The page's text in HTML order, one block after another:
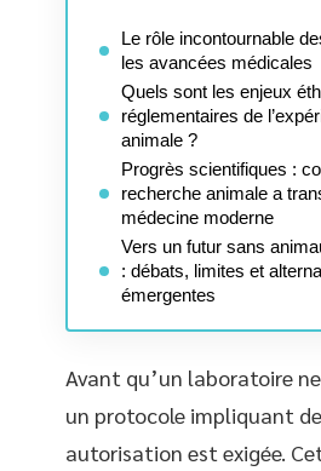
Le rôle incontournable
les avancées médicales
Quels sont les enjeux
réglementaires de
animale ?
Progrès scientifiques :
recherche animale a
médecine moderne
Vers un futur sans
: débats, limites et
émergentes
Avant qu’un laboratoire
un protocole impliquant
autorisation est exigée.